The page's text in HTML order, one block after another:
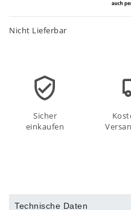
Nicht Lieferbar
Sicher
einkaufen
Technische Daten